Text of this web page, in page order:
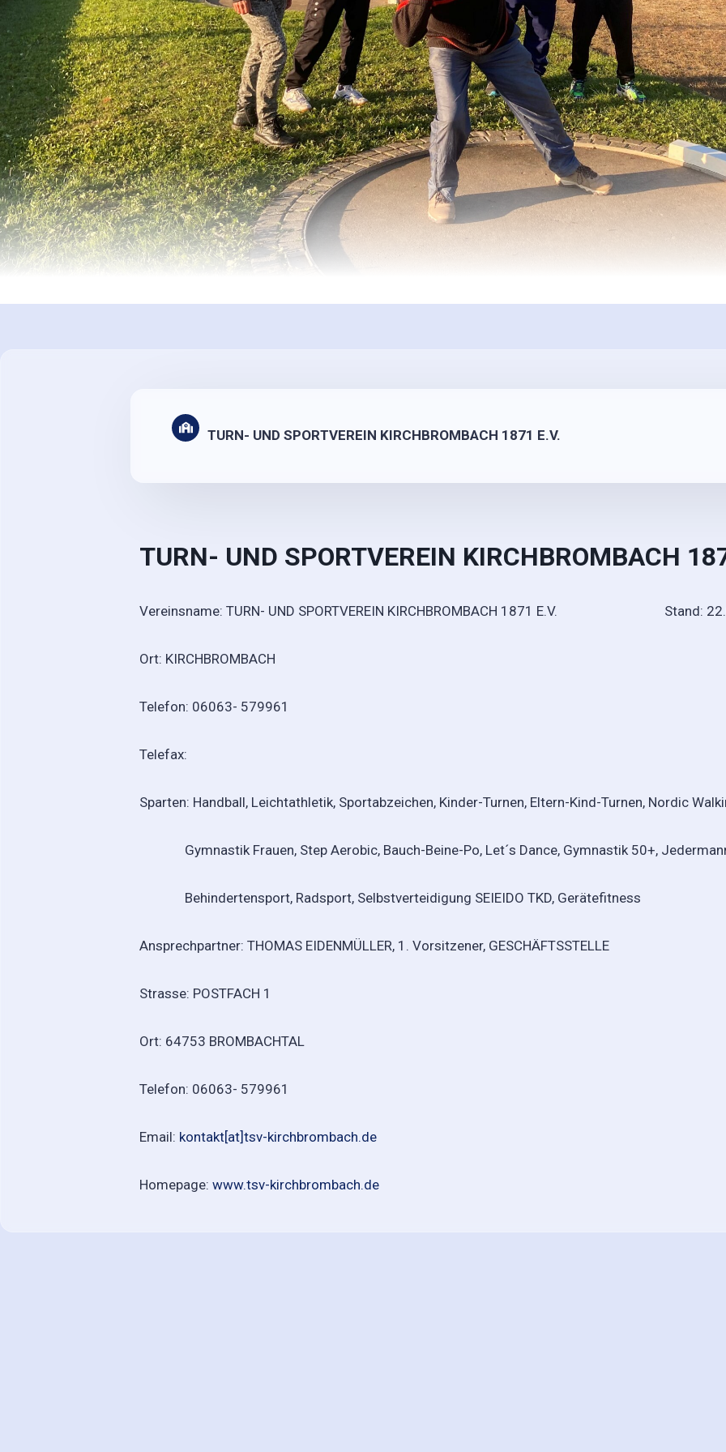
TURN- UND SPORTVEREIN KIRCHBROMBACH 1871 E.V.
TURN- UND SPORTVEREIN KIRCHBROMBACH
Vereinsname: TURN- UND SPORTVEREIN KIRCHBROMBACH 1871 E.V. Stand:
Ort: KIRCHBROMBACH
Telefon: 06063- 579961
Telefax:
Sparten: Handball, Leichtathletik, Sportabzeichen, Kinder-Turnen, Eltern-Kind-Turnen, Nordic
Gymnastik Frauen, Step Aerobic, Bauch-Beine-Po, Let´s Dance, Gymnastik 50+,
Behindertensport, Radsport, Selbstverteidigung SEIEIDO TKD, Gerätefitness
Ansprechpartner: THOMAS EIDENMÜLLER, 1. Vorsitzener, GESCHÄFTSSTELLE
Strasse: POSTFACH 1
Ort: 64753 BROMBACHTAL
Telefon: 06063- 579961
Email: kontakt[at]tsv-kirchbrombach.de
Homepage: www.tsv-kirchbrombach.de